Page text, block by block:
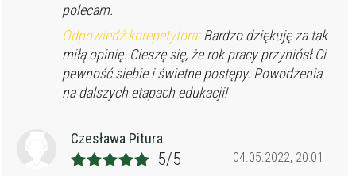
polecam.
Odpowiedź korepetytora:Bardzo dziękuję za tak
miłą opinię. Cieszę się, że rok pracy przyniósł Ci
pewność siebie i świetne postępy. Powodzenia
na dalszych etapach edukacji!
Czesława Pitura
04.05.2022, 20:01
5/5